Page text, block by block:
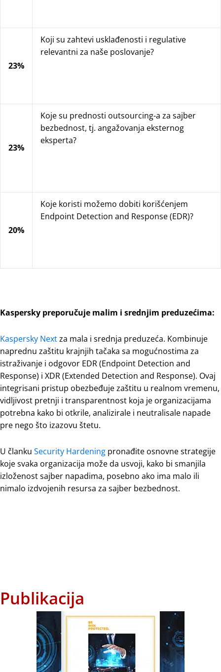
23%
Koji su zahtevi usklađenosti i regulative
relevantni za naše poslovanje?
23%
Koje su prednosti outsourcing-a za sajber
bezbednost, tj. angažovanja eksternog
eksperta?
20%
Koje koristi možemo dobiti korišćenjem
Endpoint Detection and Response (EDR)?
Kaspersky preporučuje malim i srednjim preduzećima:
Kaspersky Nextza mala i srednja preduzeća. Kombinuje
naprednu zaštitu krajnjih tačaka sa mogućnostima za
istraživanje i odgovor EDR (Endpoint Detection and
Response) i XDR (Extended Detection and Response). Ovaj
integrisani pristup obezbeđuje zaštitu u realnom vremenu,
vidljivost pretnji i transparentnost koja je organizacijama
potrebna kako bi otkrile, analizirale i neutralisale napade
pre nego što izazovu štetu.
U članku Security Hardening pronađite osnovne strategije
koje svaka organizacija može da usvoji, kako bi smanjila
izloženost sajber napadima, posebno ako ima malo ili
nimalo izdvojenih resursa za sajber bezbednost.
Publikacija